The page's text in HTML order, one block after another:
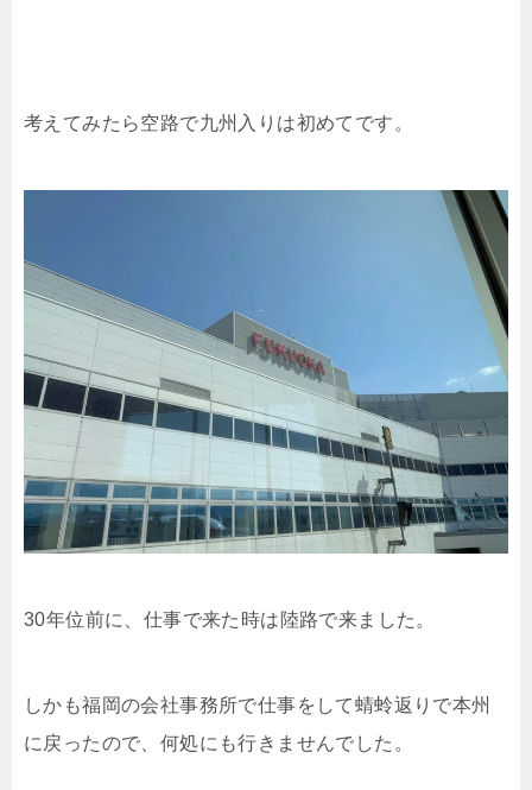
考えてみたら空路で九州入りは初めてです。
30年位前に、仕事で来た時は陸路で来ました。
しかも福岡の会社事務所で仕事をして蜻蛉返りで本州
に戻ったので、何処にも行きませんでした。